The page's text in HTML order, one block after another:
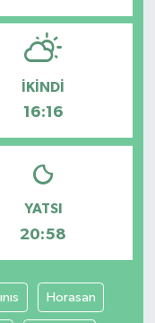
İKINDI
16:16
YATSI
20:58
Horasan